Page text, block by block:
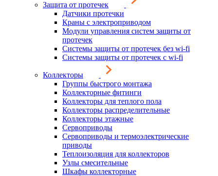
Защита от протечек
Датчики протечки
Краны с электроприводом
Модули управления систем защиты от
протечек
Системы защиты от протечек без wi-fi
Системы защиты от протечек с wi-fi
Коллекторы
Группы быстрого монтажа
Коллекторные фитинги
Коллекторы для теплого пола
Коллекторы распределительные
Коллекторы этажные
Сервоприводы
Сервоприводы и термоэлектрические
приводы
Теплоизоляция для коллекторов
Узлы смесительные
Шкафы коллекторные